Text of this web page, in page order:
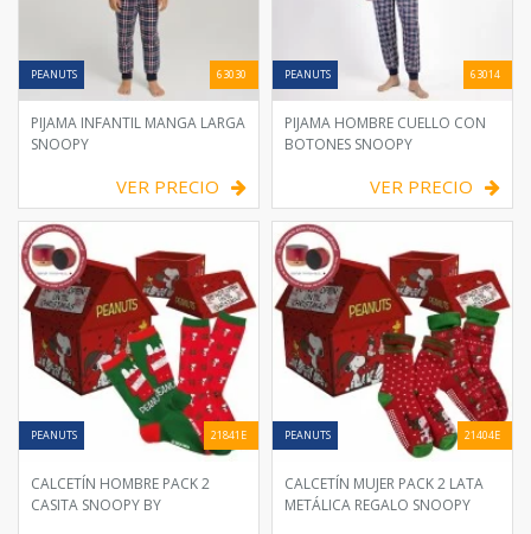
PEANUTS 63030
PIJAMA INFANTIL MANGA LARGA
SNOOPY
VER PRECIO
PEANUTS 63014
PIJAMA HOMBRE CUELLO CON
BOTONES SNOOPY
VER PRECIO
PEANUTS 21841E
CALCETÍN HOMBRE PACK 2
CASITA SNOOPY BY
PEANUTS 21404E
CALCETÍN MUJER PACK 2 LATA
METÁLICA REGALO SNOOPY